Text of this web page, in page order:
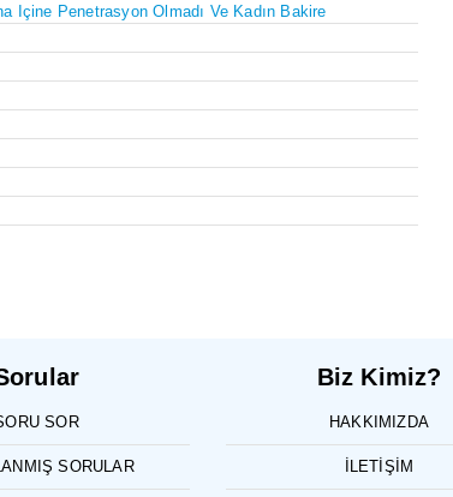
Içine Penetrasyon Olmadı Ve Kadın Bakire
SOR
SORULAR
Biz Kimiz?
HAKKIMIZDA
İLETIŞIM